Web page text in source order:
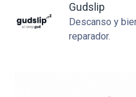
Gudslip
Descanso y
reparador.